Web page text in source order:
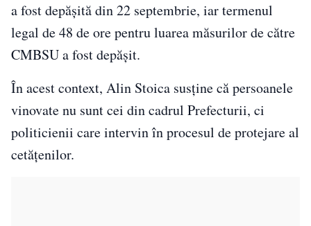
a fost depăşită din 22 septembrie, iar termenul
legal de 48 de ore pentru luarea măsurilor de către
CMBSU a fost depăşit.
În acest context, Alin Stoica susține că persoanele
vinovate nu sunt cei din cadrul Prefecturii, ci
politicienii care intervin în procesul de protejare al
cetățenilor.